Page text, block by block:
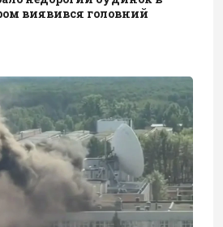
виявився головний